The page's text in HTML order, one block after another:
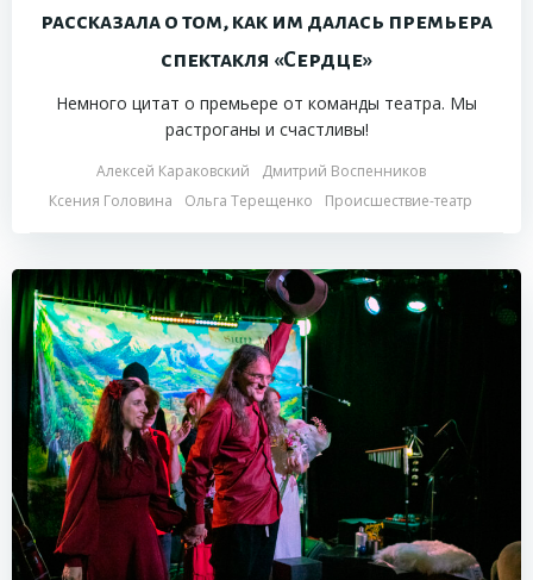
рассказала о том, как им далась премьера
спектакля «Сердце»
Немного цитат о премьере от команды театра. Мы
растроганы и счастливы!
Алексей Караковский
Дмитрий Воспенников
Ксения Головина
Ольга Терещенко Происшествие-театр